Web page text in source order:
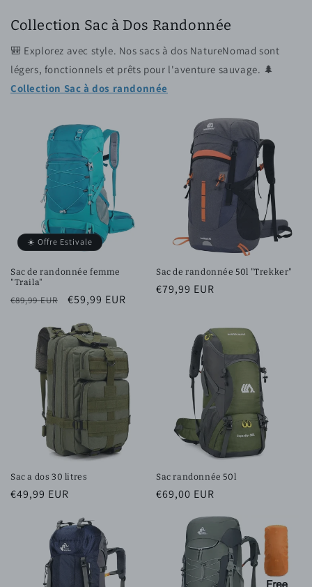
Collection Sac à Dos Randonnée
🎒 Explorez avec style. Nos sacs à dos NatureNomad sont
légers, fonctionnels et prêts pour l'aventure sauvage. 🌲
Collection Sac à dos randonnée
☀️ Offre Estivale
Sac de randonnée femme
"Traila"
Prix
€89,99 EUR
Prix
€59,99 EUR
Sac de randonnée 50l "Trekker"
Prix
€79,99 EUR
Sac a dos 30 litres
Prix
€49,99 EUR
Sac randonnée 50l
Prix
€69,00 EUR